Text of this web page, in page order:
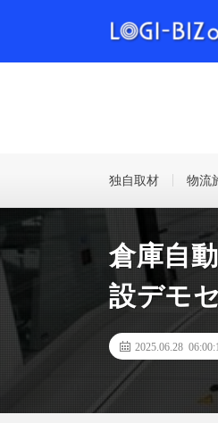
独自取材 物流
倉庫自
設デモ
2025.06.28